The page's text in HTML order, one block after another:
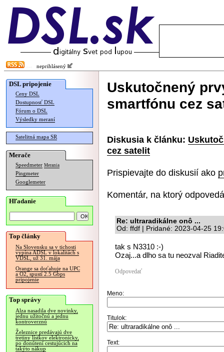
neprihlásený
DSL pripojenie
Ceny DSL
Dostupnosť DSL
Fórum o DSL
Výsledky meraní
Satelitná mapa SR
Merače
Speedmeter Merania
Pingmeter
Googlemeter
Hľadanie
Top články
Na Slovensku sa v tichosti
vypína ADSL v lokalitách s
VDSL, už 31. mája
Orange sa doťahuje na UPC
a O2, spustí 2.5 Gbps
pripojenie
Top správy
Alza nasadila dve novinky,
jednu užitočnú a jednu
kontroverznú
Železnice predávajú dve
tretiny lístkov elektronicky,
po donútení cestujúcich na
takýto nákup
Uskutočnený
smartfónu cez
Diskusia k článku:
cez satelit
Prispievajte do diskusií ako
Komentár, na ktorý
Re: ultraradikálne onô ...
Od: ffdf | Pridané: 2023-04-25
tak s N3310 :-)
Ozaj...a dlho sa tu neozval
Odpovedať
Meno:
Titulok:
Text: